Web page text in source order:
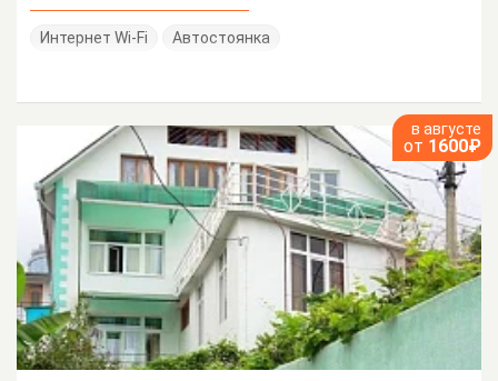
Интернет Wi-Fi Автостоянка
в августе
от 1600₽